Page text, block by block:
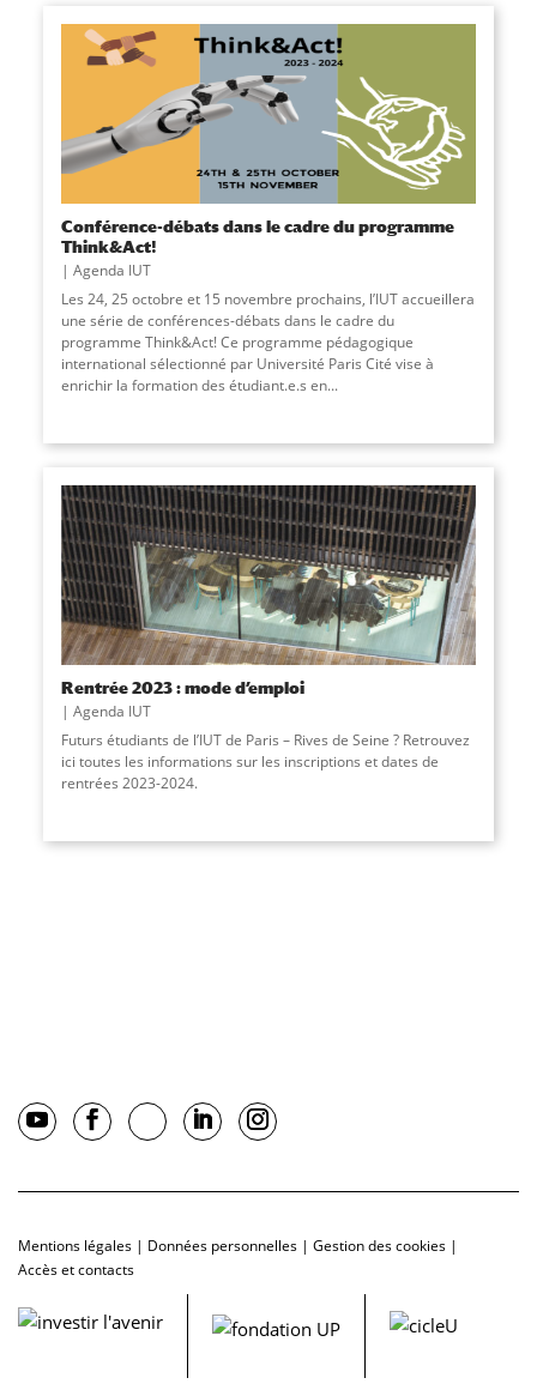
Conférence-débats dans le cadre du programme
Think&Act!
Agenda IUT
Les 24, 25 octobre et 15 novembre prochains, l’IUT accueillera
une série de conférences-débats dans le cadre du
programme Think&Act! Ce programme pédagogique
international sélectionné par Université Paris Cité vise à
enrichir la formation des étudiant.e.s en...
Rentrée 2023 : mode d’emploi
Agenda IUT
Futurs étudiants de l’IUT de Paris – Rives de Seine ? Retrouvez
ici toutes les informations sur les inscriptions et dates de
rentrées 2023-2024.
Mentions légales | Données personnelles | Gestion des cookies |
Accès et contacts